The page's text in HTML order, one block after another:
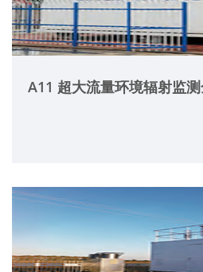
A11 超大流量环境辐射监